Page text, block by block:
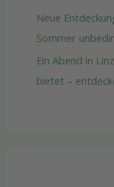
Neue
Sommer
Ein Abend in
bietet –